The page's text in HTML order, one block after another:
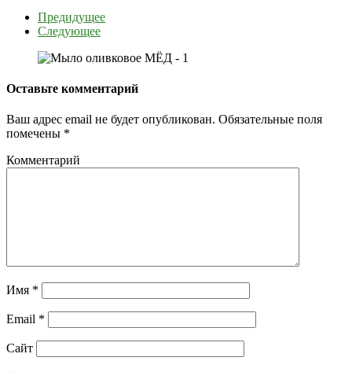
Предидущее
Следующее
Оставьте комментарий
Ваш адрес email не будет опубликован. Обязательные поля
помечены *
Комментарий
Имя *
Email *
Сайт